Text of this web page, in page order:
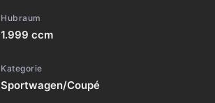
Hubraum
1.999 ccm
Kategorie
Sportwagen/Coupé